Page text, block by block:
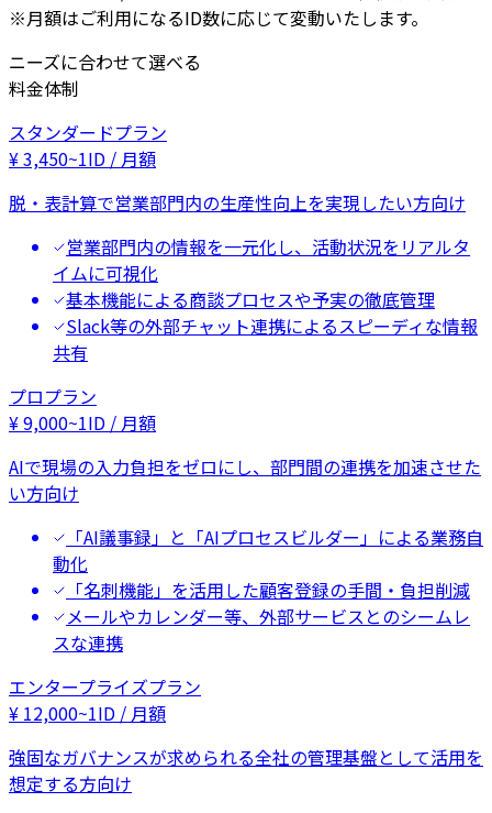
※月額はご利用になるID数に応じて変動いたします。
ニーズに合わせて選べる
料金体制
スタンダードプラン
¥3,450~1ID / 月額
脱・表計算で営業部門内の生産性向上を実現したい方向け
営業部門内の情報を一元化し、活動状況をリアルタ
イムに可視化
基本機能による商談プロセスや予実の徹底管理
Slack等の外部チャット連携によるスピーディな情報
共有
プロプラン
¥9,000~1ID / 月額
AIで現場の入力負担をゼロにし、部門間の連携を加速させた
い方向け
「AI議事録」と「AIプロセスビルダー」による業務自
動化
「名刺機能」を活用した顧客登録の手間・負担削減
メールやカレンダー等、外部サービスとのシームレ
スな連携
エンタープライズプラン
¥ 12,000~1ID / 月額
強固なガバナンスが求められる全社の管理基盤として活用を
想定する方向け